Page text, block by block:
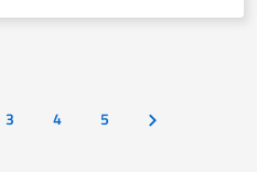
3 4 5